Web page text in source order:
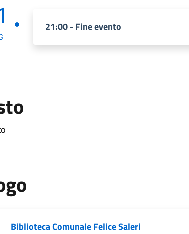
21:00 - Fine evento
Biblioteca Comunale Felice Saleri